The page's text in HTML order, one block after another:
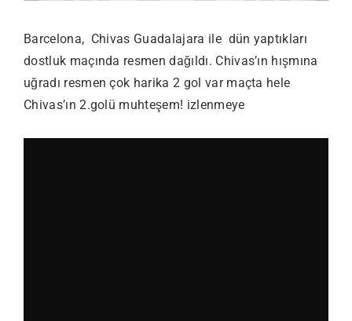
Barcelona, Chivas Guadalajara ile dün yaptıkları
dostluk maçında resmen dağıldı. Chivas’ın hışmına
uğradı resmen çok harika 2 gol var maçta hele
Chivas’ın 2.golü muhteşem! izlenmeye